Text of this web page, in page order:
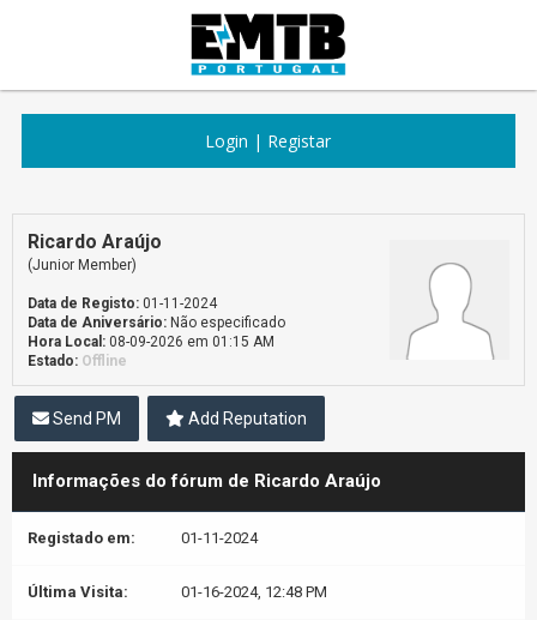
Login | Registar
Ricardo Araújo
(Junior Member)
Data de Registo: 01-11-2024
Data de Aniversário: Não especificado
Hora Local: 08-09-2026 em 01:15 AM
Estado: Offline
Send PM Add Reputation
Informações do fórum de Ricardo Araújo
Registado em: 01-11-2024
Última Visita: 01-16-2024, 12:48 PM